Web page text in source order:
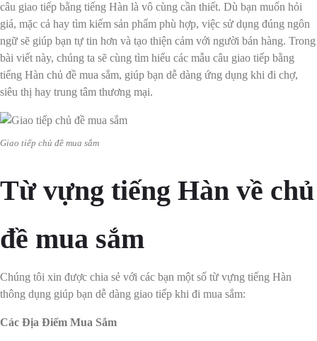
câu giao tiếp bằng tiếng Hàn là vô cùng cần thiết. Dù bạn muốn hỏi
giá, mặc cả hay tìm kiếm sản phẩm phù hợp, việc sử dụng đúng ngôn
ngữ sẽ giúp bạn tự tin hơn và tạo thiện cảm với người bán hàng. Trong
bài viết này, chúng ta sẽ cùng tìm hiểu các mẫu câu giao tiếp bằng
tiếng Hàn chủ đề mua sắm, giúp bạn dễ dàng ứng dụng khi đi chợ,
siêu thị hay trung tâm thương mại.
Giao tiếp chủ đề mua sắm
Từ vựng tiếng Hàn về chủ
đề mua sắm
Chúng tôi xin được chia sẻ với các bạn một số từ vựng tiếng Hàn
thông dụng giúp bạn dễ dàng giao tiếp khi đi mua sắm:
Các Địa Điểm Mua Sắm